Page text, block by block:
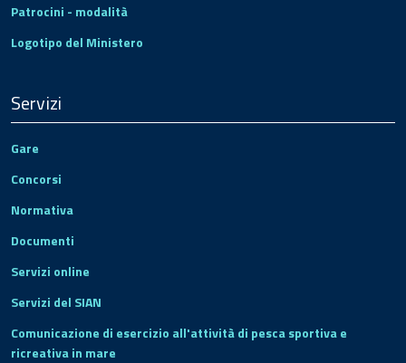
Patrocini - modalità
Logotipo del Ministero
Servizi
Gare
Concorsi
Normativa
Documenti
Servizi online
Servizi del SIAN
Comunicazione di esercizio all'attività di pesca sportiva e
ricreativa in mare